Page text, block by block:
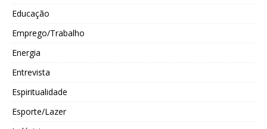
Educação
Emprego/Trabalho
Energia
Entrevista
Espiritualidade
Esporte/Lazer